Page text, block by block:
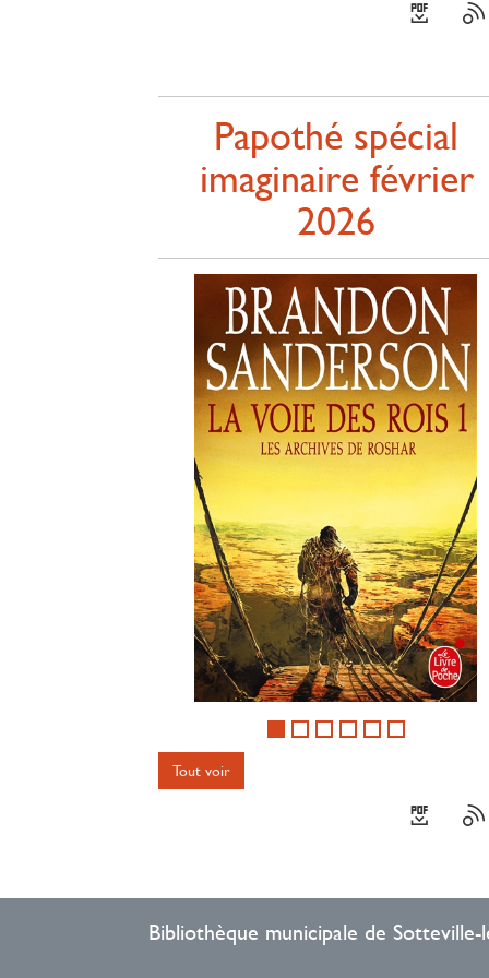
Papothé spécial
imaginaire février
2026
Tout voir
Bibliothèque municipale de Sotteville-